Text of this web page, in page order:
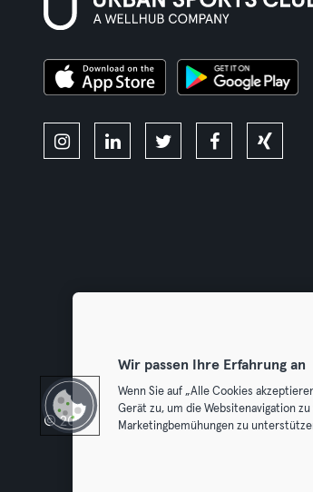
© 2026 Urban Sports Group GmbH. All
Wir passen Ihre Erfahrung an
Wenn Sie auf „Alle Cookies
Gerät zu, um die Websitenavigation
Marketingbemühungen zu